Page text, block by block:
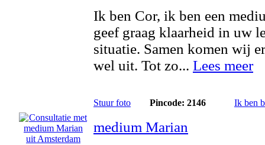
Ik ben Cor, ik ben een
geef graag klaarheid in uw
situatie. Samen komen wij
wel uit. Tot zo... Lees meer
Stuur foto Pincode: 2146 Ik ben
medium Marian